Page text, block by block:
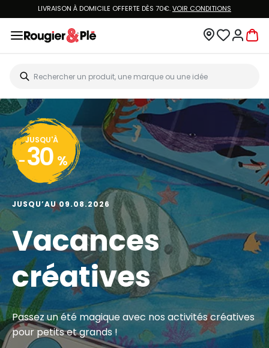
LIVRAISON À DOMICILE OFFERTE DÈS 70€.VOIR CONDITIONS
JUSQU'À
- 30 %
JUSQU’AU 09.08.2026
Vacances
créatives
Passez un été magique avec nos activités créatives
pour petits et grands !